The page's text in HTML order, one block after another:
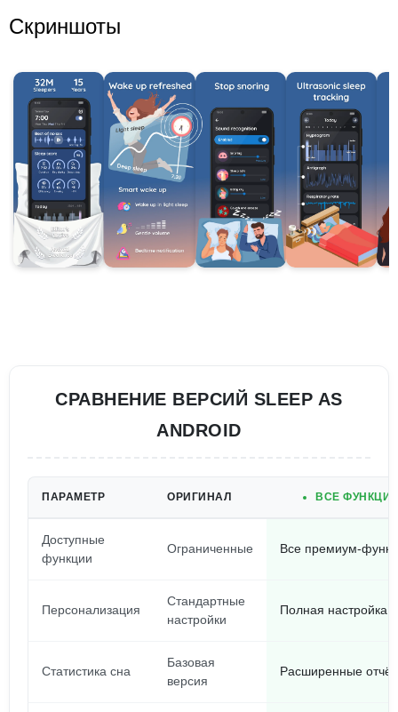
Скриншоты
СРАВНЕНИЕ ВЕРСИЙ SLEEP AS
ANDROID
ПАРАМЕТР ОРИГИНАЛ ВСЕ
Доступные
функции
Ограниченные Все премиум-
Персонализация
Стандартные
настройки
Полная настройка
Статистика сна
Базовая
версия
Расширенные